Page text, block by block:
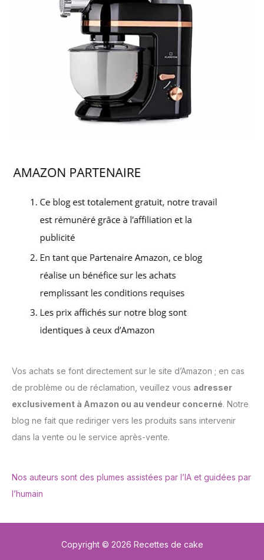
Vos achats se font directement sur le site d’Amazon ; en cas
de problème ou de réclamation, veuillez vous adresser
exclusivement à Amazon ou au vendeur concerné. Notre
blog ne fait que rediriger vers les produits sans intervenir
dans la vente ou le service après-vente.
Nos auteurs sont des plumes assistées par l’IA et guidées par
l’humain
Copyright © 2026 Recettes de cake